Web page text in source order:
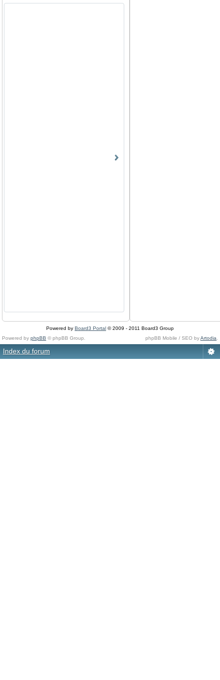
Powered by Board3 Portal © 2009 - 2011 Board3 Group
Powered by phpBB © phpBB Group. phpBB Mobile / SEO byArtodia
Index du forum